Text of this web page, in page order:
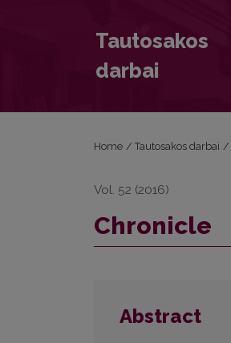
Tautosakos
darbai
Home / Tautosakos darbai /
Vol. 52 (2016)
Chronicle
Abstract